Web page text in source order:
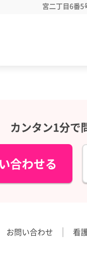
宮二丁目6番5
カンタン1分で
合わせる
お問い合わせ 看